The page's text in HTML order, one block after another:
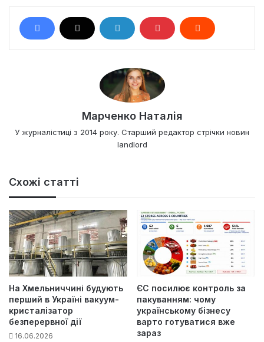
Марченко Наталія
У журналістиці з 2014 року. Старший редактор стрічки новин
landlord
Схожі статті
На Хмельниччині будують
перший в Україні вакуум-
кристалізатор
безперервної дії
16.06.2026
ЄС посилює контроль за
пакуванням: чому
українському бізнесу
варто готуватися вже
зараз